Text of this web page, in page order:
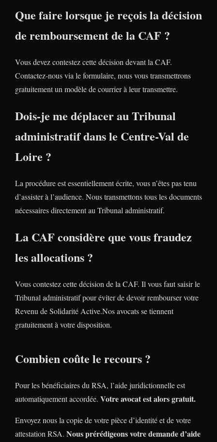
Que faire lorsque je reçois la décision
de remboursement de la CAF ?
Vous devez contestez cette décision devant la CAF.
Contactez-nous via le formulaire, nous vous transmettrons
gratuitement un modèle de courrier à leur transmettre.
Dois-je me déplacer au Tribunal
administratif dans le Centre-Val de
Loire ?
La procédure est essentiellement écrite, vous n’êtes pas tenu
d’assister à l’audience. Nous transmettons tous les documents
nécessaires directement au Tribunal administratif.
La CAF considère que vous fraudez
les allocations ?
Vous contestez cette décision de la CAF. Il vous faut saisir le
Tribunal administratif pour éviter de devoir rembourser votre
Revenu de Solidarité Active.Nos avocats se tiennent
gratuitement à votre disposition.
Combien coûte le recours ?
Pour les bénéficiaires du RSA, l’aide juridictionnelle est
automatiquement accordée. Votre avocat est alors gratuit.
Envoyez nous la copie de votre pièce d’identité et de votre
attestation RSA. Nous prérédigeons votre demande d’aide